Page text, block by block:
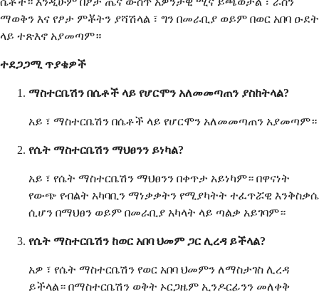
ማወቅን እና የፆታ ምቾትን ያሻሽላል ፣ ግን በመራቢያ ወይም በወር አበባ ዑደት
ላይ ተጽእኖ አያመጣም።
ተደጋጋሚ ጥያቄዎች
ማስተርቤሽን በሴቶች ላይ የሆርሞን አለመመጣጠን ያስከትላል?
አይ ፣ ማስተርቤሽን በሴቶች ላይ የሆርሞን አለመመጣጠን አያመጣም።
የሴት ማስተርቤሽን ማህፀንን ይነካል?
አይ ፣ የሴት ማስተርቤሽን ማህፀንን በቀጥታ አይነካም። በዋናነት
የውጭ የብልት አካባቢን ማነቃቃትን የሚያካትት ተፈጥሯዊ እንቅስቃሴ
ሲሆን በማህፀን ወይም በመራቢያ አካላት ላይ ጣልቃ አይገባም።
የሴት ማስተርቤሽን ከወር አበባ ህመም ጋር ሊረዳ ይችላል?
አዎ ፣ የሴት ማስተርቤሽን የወር አበባ ህመምን ለማስታገስ ሊረዳ
ይችላል። በማስተርቤሽን ወቅት ኦርጋዜም ኢንዶርፊንን መለቀቅ